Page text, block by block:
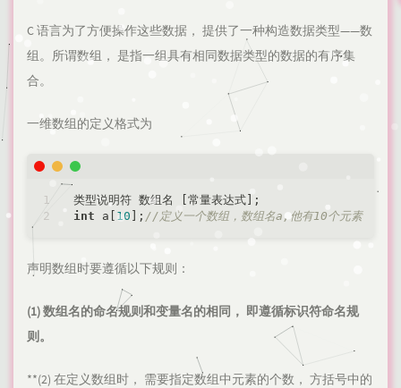
C 语言为了方便操作这些数据， 提供了一种构造数据类型——数
组。所谓数组， 是指一组具有相同数据类型的数据的有序集
合。
一维数组的定义格式为
int a[ 10 ]; //定义一个数组，数组名a,他有10个元素
声明数组时要遵循以下规则：
(1) 数组名的命名规则和变量名的相同， 即遵循标识符命名规
则。
**(2) 在定义数组时， 需要指定数组中元素的个数， 方括号中的